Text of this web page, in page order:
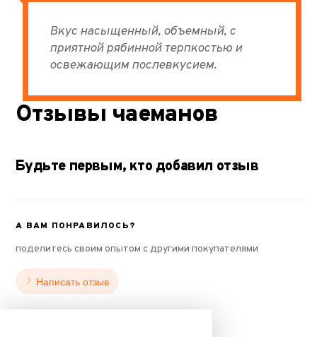
Вкус насыщенный, объемный, с
приятной рябинной терпкостью и
освежающим послевкусием.
Отзывы чаеманов
Будьте первым, кто добавил отзыв
А ВАМ ПОНРАВИЛОСЬ?
поделитесь своим опытом с другими покупателями
Написать отзыв